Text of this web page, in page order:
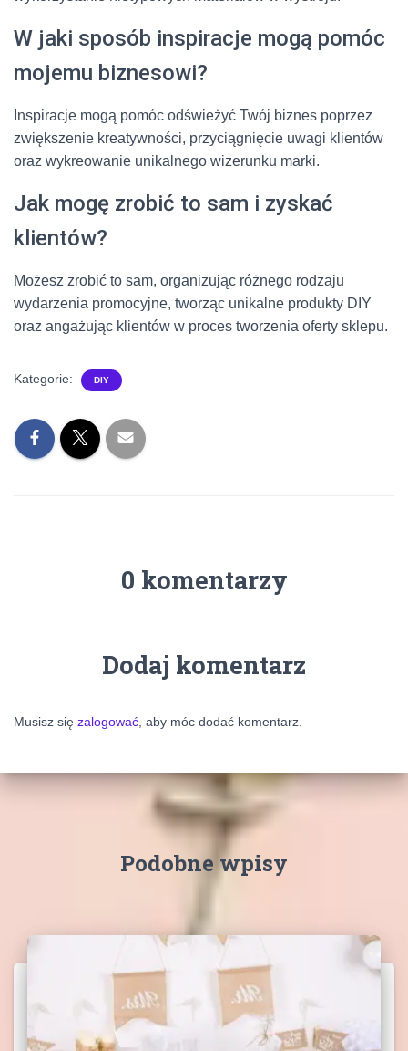
W jaki sposób inspiracje mogą pomóc
mojemu biznesowi?
Inspiracje mogą pomóc odświeżyć Twój biznes poprzez
zwiększenie kreatywności, przyciągnięcie uwagi klientów
oraz wykreowanie unikalnego wizerunku marki.
Jak mogę zrobić to sam i zyskać
klientów?
Możesz zrobić to sam, organizując różnego rodzaju
wydarzenia promocyjne, tworząc unikalne produkty DIY
oraz angażując klientów w proces tworzenia oferty sklepu.
Kategorie: DIY
0 komentarzy
Dodaj komentarz
Musisz się zalogować , aby móc dodać komentarz.
Podobne wpisy